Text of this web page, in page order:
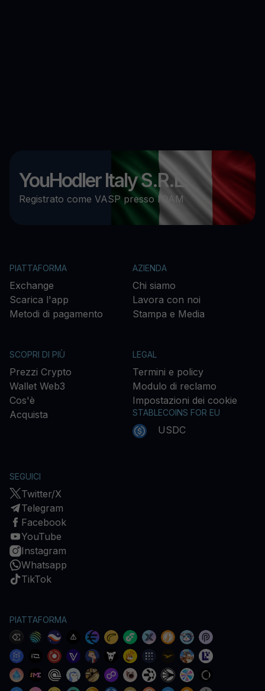
YouHodler Italy S.R.L.
Registrato come VASP presso l’OAM
PIATTAFORMA
Exchange
Scarica l'app
Metodi di pagamento
AZIENDA
Chi siamo
Lavora con noi
Stampa e Media
SCOPRI DI PIÙ
Prezzi Crypto
Wallet Web3
Cos'è
Acquista
LEGAL
Termini e policy
Modulo di reclamo
Impostazioni dei cookie
STABLECOINS FOR EU
USDC
SEGUICI
Twitter/X
Telegram
Facebook
YouTube
Instagram
Whatsapp
TikTok
PIATTAFORMA